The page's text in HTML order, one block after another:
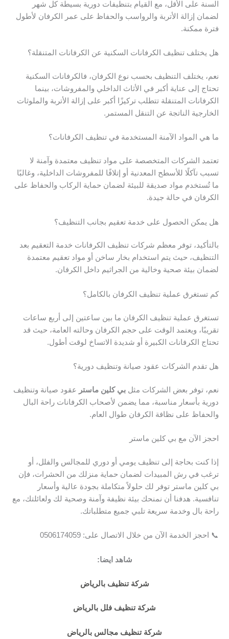
السنة على الأقل، مع القيام بتنظيفات دورية بسيطة كل شهر
لضمان إزالة الأتربة والرواسب والحفاظ على عمر الكرفان لأطول
فترة ممكنة.
هل يختلف تنظيف الكرفانات السكنية عن الكرفانات المتنقلة؟
نعم، يختلف التنظيف بحسب نوع الكرفان، فالكرفانات السكنية
تحتاج إلى عناية أكبر في الأثاث الداخلي والمفروشات، بينما
الكرفانات المتنقلة تتطلب تركيزًا أكبر على إزالة الأتربة والملوثات
الخارجية الناتجة عن التنقل المستمر.
ما هي المواد الآمنة المستخدمة في تنظيف الكرفانات؟
تعتمد الشركات المتخصصة على مواد تنظيف معتمدة وآمنة لا
تسبب تآكلًا للأسطح المعدنية أو إتلافًا للمفروشات الداخلية، وغالبًا
ما تُستخدم مواد صديقة للبيئة لضمان حماية الركاب والحفاظ على
الكرفان في حالة جيدة.
هل يمكن الحصول على خدمة تعقيم بجانب التنظيف؟
بالتأكيد، توفر معظم شركات تنظيف الكرفانات خدمة التعقيم بعد
التنظيف، حيث يتم استخدام بخار ساخن أو مواد تعقيم معتمدة
لضمان بيئة صحية وخالية من الجراثيم داخل الكرفان.
كم تستغرق عملية تنظيف الكرفان بالكامل؟
تستغرق عملية تنظيف الكرفان ما بين ساعتين إلى أربع ساعات
تقريبًا، ويعتمد الوقت على حجم الكرفان وحالته العامة، حيث قد
تحتاج الكرفانات الكبيرة أو شديدة الاتساخ لوقت أطول.
هل تقدم الشركات عقود صيانة وتنظيف دورية؟
نعم، توفر بعض الشركات مثل بي كلين ماستر عقود صيانة وتنظيف
دورية بأسعار مناسبة، مما يضمن لأصحاب الكرفانات راحة البال
والحفاظ على نظافة الكرفان طوال العام.
احجز الآن مع بي كلين ماستر
إذا كنت بحاجة إلى تنظيف يومي أو دوري للمجالس والفلل، أو
ترغب في رش المبيدات لضمان حماية منزلك من الحشرات، فإن
بي كلين ماستر توفر لك حلولاً متكاملة بجودة عالية وأسعار
تنافسية. هدفنا أن نمنحك بيئة نظيفة وآمنة وصحية لك ولعائلتك، مع
راحة بال وخدمة سريعة تلبي جميع متطلباتك.
📞 احجز الخدمة الآن من خلال الاتصال على: 0506174059
شاهد ايضا:
شركة تنظيف بالرياض
شركة تنظيف فلل بالرياض
شركة تنظيف مجالس بالرياض